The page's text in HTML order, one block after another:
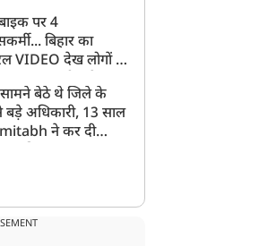
पर मिला ये जवाब!
पर 4
बिहार का
VIDEO देख लोगों ने
सामने बेठे थे जिले के
अधिकारी, 13 साल
ने कर दी